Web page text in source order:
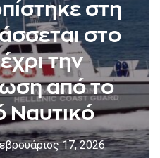
στη
στο
την
από το
Ναυτικό
17, 2026